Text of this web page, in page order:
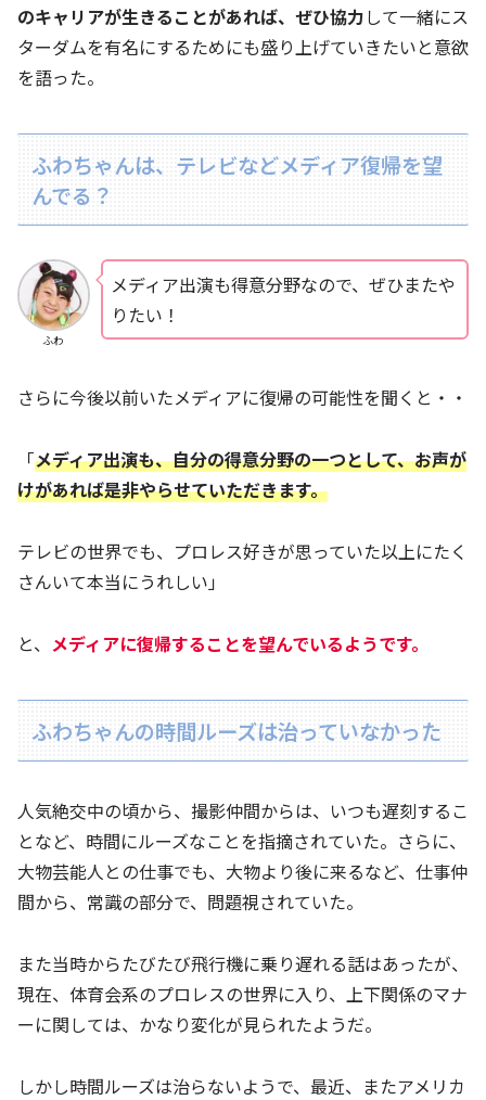
のキャリアが生きることがあれば、ぜひ協力して一緒にス
ターダムを有名にするためにも盛り上げていきたいと意欲
を語った。
ふわちゃんは、テレビなどメディア復帰を望
んでる？
ふわ
メディア出演も得意分野なので、ぜひまたや
りたい！
さらに今後以前いたメディアに復帰の可能性を聞くと・・
「メディア出演も、自分の得意分野の一つとして、お声が
けがあれば是非やらせていただきます。
テレビの世界でも、プロレス好きが思っていた以上にたく
さんいて本当にうれしい」
と、 メディアに復帰することを望んでいるようです。
ふわちゃんの時間ルーズは治っていなかった
人気絶交中の頃から、撮影仲間からは、いつも遅刻するこ
となど、時間にルーズなことを指摘されていた。さらに、
大物芸能人との仕事でも、大物より後に来るなど、仕事仲
間から、常識の部分で、問題視されていた。
また当時からたびたび飛行機に乗り遅れる話はあったが、
現在、体育会系のプロレスの世界に入り、上下関係のマナ
ーに関しては、かなり変化が見られたようだ。
しかし時間ルーズは治らないようで、最近、またアメリカ